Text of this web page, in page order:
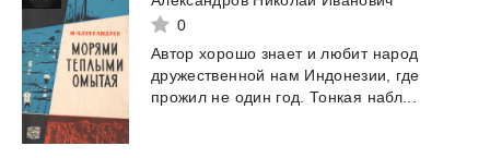
0
Автор хорошо знает и любит народ
дружественной нам Индонезии, где
прожил не один год. Тонкая набл...